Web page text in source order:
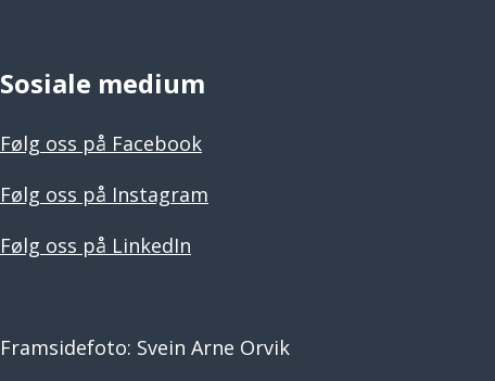
Sosiale medium
Følg oss på Facebook
Følg oss på Instagram
Følg oss på LinkedIn
Framsidefoto: Svein Arne Orvik